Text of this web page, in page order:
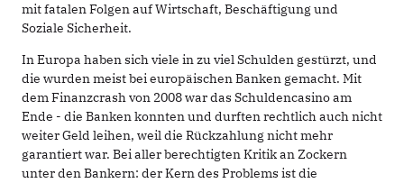
mit fatalen Folgen auf Wirtschaft, Beschäftigung und
Soziale Sicherheit.
In Europa haben sich viele in zu viel Schulden gestürzt, und
die wurden meist bei europäischen Banken gemacht. Mit
dem Finanzcrash von 2008 war das Schuldencasino am
Ende - die Banken konnten und durften rechtlich auch nicht
weiter Geld leihen, weil die Rückzahlung nicht mehr
garantiert war. Bei aller berechtigten Kritik an Zockern
unter den Bankern: der Kern des Problems ist die